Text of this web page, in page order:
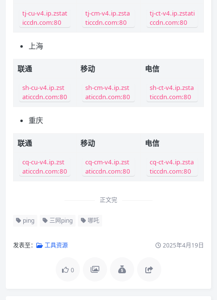
tj-cu-v4.ip.zstat
iccdn.com:80
tj-cm-v4.ip.zsta
ticcdn.com:80
tj-ct-v4.ip.zstati
ccdn.com:80
上海
联通 移动 电信
sh-cu-v4.ip.zst
aticcdn.com:80
sh-cm-v4.ip.zst
aticcdn.com:80
sh-ct-v4.ip.zsta
ticcdn.com:80
重庆
联通 移动 电信
cq-cu-v4.ip.zst
aticcdn.com:80
cq-cm-v4.ip.zst
aticcdn.com:80
cq-ct-v4.ip.zsta
ticcdn.com:80
正文完
ping 三网ping 哪吒
发表至： 工具资源 2025年4月19日
0